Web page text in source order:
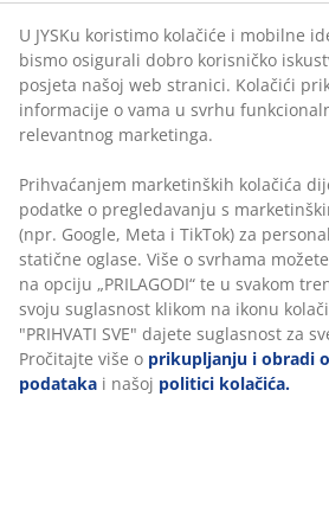
BROJ ARTIKLA: 1767401
Podaci o proizvodu
Komentari
(3)
U JYSKu koristimo kolačiće i mobilne
bismo osigurali dobro korisničko
posjeta našoj web stranici. Kolačići
informacije o vama u svrhu
relevantnog marketinga.
Prihvaćanjem marketinških kolačića
podatke o pregledavanju s
(npr. Google, Meta i TikTok) za
statične oglase. Više o svrhama
na opciju „PRILAGODI“ te u svakom
svoju suglasnost klikom na ikonu
"PRIHVATI SVE" dajete suglasnost za
Pročitajte više o prikupljanju i obradi
podataka i našoj politici kolačića.